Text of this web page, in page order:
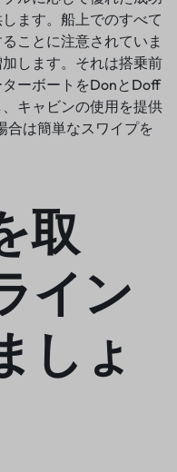
ます。船上でのすべて
ことに注意されていま
します。それは搭乗前
ーボートをDonとDoff
キャビンの使用を提供
合は簡単なスワイプを
取
イン
しょ